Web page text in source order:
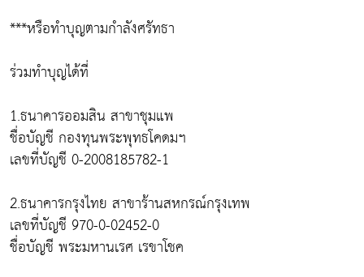
***หรือทำบุญตามกำลังศรัทธา
ร่วมทำบุญได้ที่
1.ธนาคารออมสิน สาขาชุมแพ
ชื่อบัญชี กองทุนพระพุทธโคดมฯ
เลขที่บัญชี 0-2008185782-1
2.ธนาคารกรุงไทย สาขาร้านสหกรณ์กรุงเทพ
เลขที่บัญชี 970-0-02452-0
ชื่อบัญชี พระมหานเรศ เรขาโชค